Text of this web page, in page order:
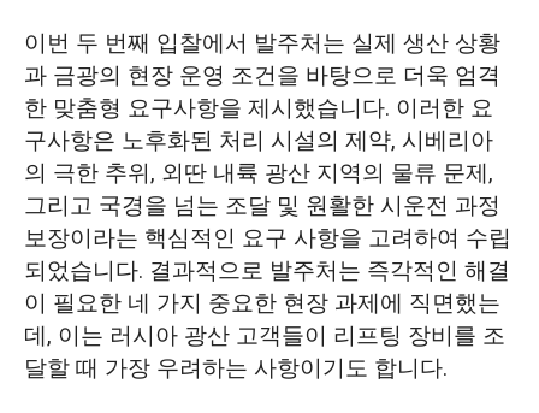
이번 두 번째 입찰에서 발주처는 실제 생산 상황
과 금광의 현장 운영 조건을 바탕으로 더욱 엄격
한 맞춤형 요구사항을 제시했습니다. 이러한 요
구사항은 노후화된 처리 시설의 제약, 시베리아
의 극한 추위, 외딴 내륙 광산 지역의 물류 문제,
그리고 국경을 넘는 조달 및 원활한 시운전 과정
보장이라는 핵심적인 요구 사항을 고려하여 수립
되었습니다. 결과적으로 발주처는 즉각적인 해결
이 필요한 네 가지 중요한 현장 과제에 직면했는
데, 이는 러시아 광산 고객들이 리프팅 장비를 조
달할 때 가장 우려하는 사항이기도 합니다.